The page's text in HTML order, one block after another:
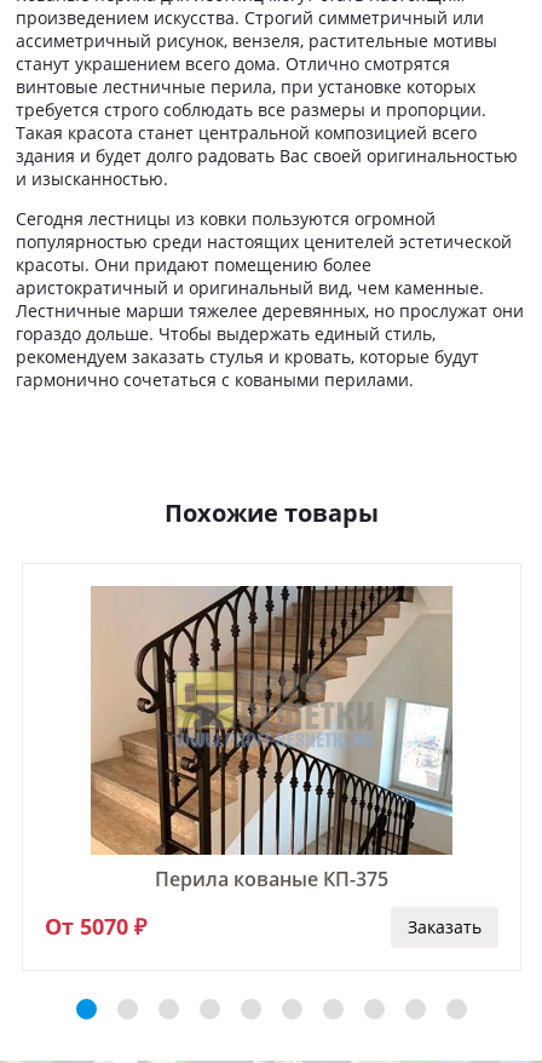
произведением искусства. Строгий симметричный или
ассиметричный рисунок, вензеля, растительные мотивы
станут украшением всего дома. Отлично смотрятся
винтовые лестничные перила, при установке которых
требуется строго соблюдать все размеры и пропорции.
Такая красота станет центральной композицией всего
здания и будет долго радовать Вас своей оригинальностью
и изысканностью.
Сегодня лестницы из ковки пользуются огромной
популярностью среди настоящих ценителей эстетической
красоты. Они придают помещению более
аристократичный и оригинальный вид, чем каменные.
Лестничные марши тяжелее деревянных, но прослужат они
гораздо дольше. Чтобы выдержать единый стиль,
рекомендуем заказать стулья и кровать, которые будут
гармонично сочетаться с коваными перилами.
Похожие товары
Перила кованые КП-375
От 5070 ₽ Заказать